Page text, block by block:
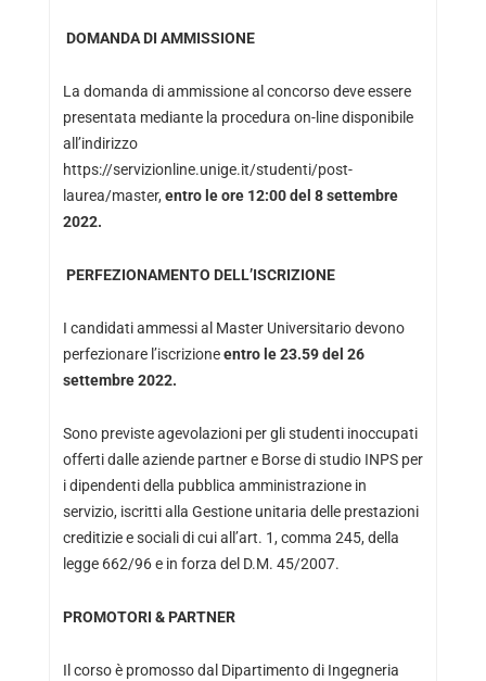
DOMANDA DI AMMISSIONE
La domanda di ammissione al concorso deve essere
presentata mediante la procedura on-line disponibile
all’indirizzo
https://servizionline.unige.it/studenti/post-
laurea/master, entro le ore 12:00 del 8 settembre
2022.
PERFEZIONAMENTO DELL’ISCRIZIONE
I candidati ammessi al Master Universitario devono
perfezionare l’iscrizioneentro le 23.59 del 26
settembre 2022.
Sono previste agevolazioni per gli studenti inoccupati
offerti dalle aziende partner e Borse di studio INPS per
i dipendenti della pubblica amministrazione in
servizio, iscritti alla Gestione unitaria delle prestazioni
creditizie e sociali di cui all’art. 1, comma 245, della
legge 662/96 e in forza del D.M. 45/2007.
PROMOTORI & PARTNER
Il corso è promosso dal Dipartimento di Ingegneria